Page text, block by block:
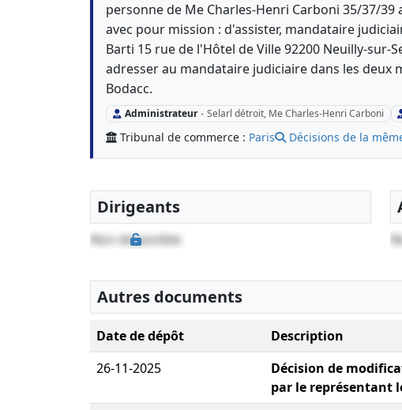
personne de Me Charles-Henri Carboni 35/37/39
avec pour mission : d'assister, mandataire
Barti 15 rue de l'Hôtel de Ville 92200 Neuilly-sur-
adresser au mandataire judiciaire dans les deux
Bodacc.
Administrateur - Selarl détroit, Me Charles-Henri Carboni
Tribunal de commerce : Paris Décisions de la
Dirigeants
Non disponible
Autres documents
Date de dépôt Description
26-11-2025
Décision de
par le représentant